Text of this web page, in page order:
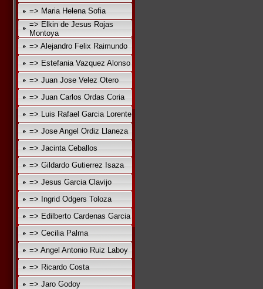
=> Maria Helena Sofia
=> Elkin de Jesus Rojas
Montoya
=> Alejandro Felix Raimundo
=> Estefania Vazquez Alonso
=> Juan Jose Velez Otero
=> Juan Carlos Ordas Coria
=> Luis Rafael Garcia Lorente
=> Jose Angel Ordiz Llaneza
=> Jacinta Ceballos
=> Gildardo Gutierrez Isaza
=> Jesus Garcia Clavijo
=> Ingrid Odgers Toloza
=> Edilberto Cardenas Garcia
=> Cecilia Palma
=> Angel Antonio Ruiz Laboy
=> Ricardo Costa
=> Jaro Godoy